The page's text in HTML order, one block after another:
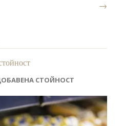
→
СТОЙНОСТ